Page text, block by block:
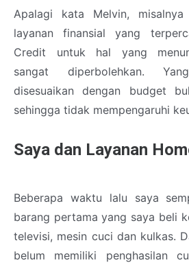
Apalagi kata Melvin, misalnya
layanan finansial yang
Credit untuk hal yang
sangat diperbolehkan.
disesuaikan dengan budget
sehingga tidak mempengaruhi
Saya dan Layanan
Beberapa waktu lalu saya
barang pertama yang saya beli
televisi, mesin cuci dan kulkas.
belum memiliki penghasilan